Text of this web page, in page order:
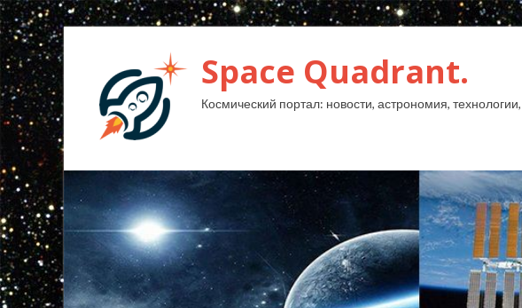
Space Quadrant.
Космический портал: новости, астрономия,